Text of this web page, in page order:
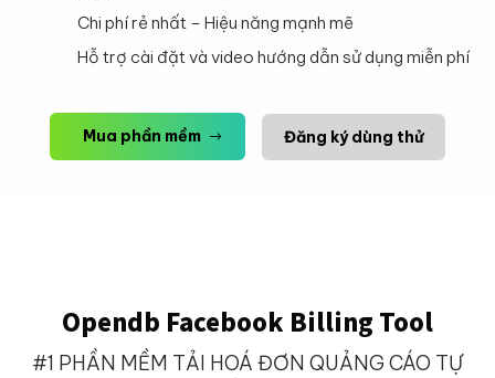
Chi phí rẻ nhất – Hiệu năng mạnh mẽ
Hỗ trợ cài đặt và video hướng dẫn sử dụng miễn phí
Mua phần mềm Đăng ký dùng thử
Opendb Facebook Billing Tool
#1 PHẦN MỀM TẢI HOÁ ĐƠN QUẢNG CÁO TỰ